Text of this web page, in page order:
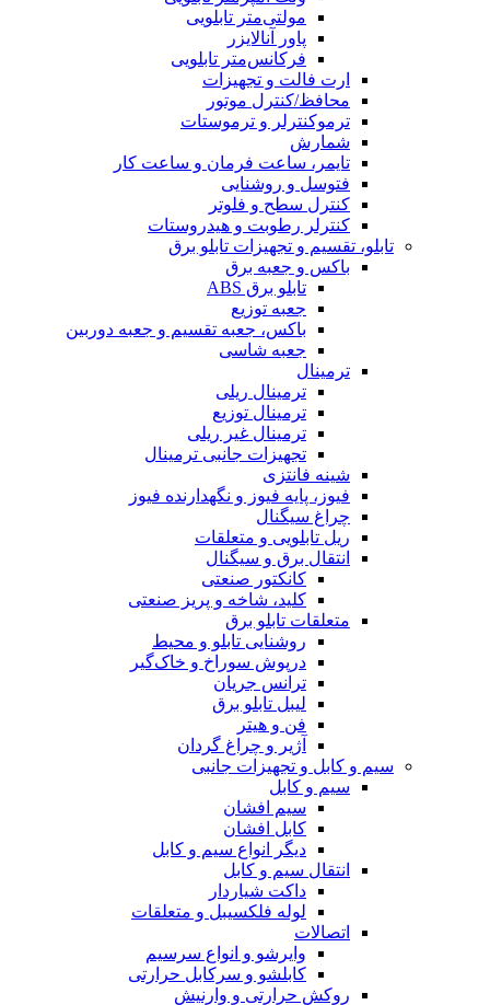
مولتی‌متر تابلویی
پاور آنالایزر
فرکانس‌متر تابلویی
ارت فالت و تجهیزات
محافظ/کنترل موتور
ترموکنترلر و ترموستات
شمارش
تایمر، ساعت فرمان و ساعت کار
فتوسل و روشنایی
کنترل سطح و فلوتر
کنترلر رطوبت و هیدروستات
تابلو، تقسیم و تجهیزات تابلو برق
باکس و جعبه برق
تابلو برق ABS
جعبه توزیع
باکس، جعبه تقسیم و جعبه دوربین
جعبه شاسی
ترمینال
ترمینال ریلی
ترمینال توزیع
ترمینال غیر ریلی
تجهیزات جانبی ترمینال
شینه فانتزی
فیوز، پایه فیوز و نگهدارنده فیوز
چراغ سیگنال
ریل تابلویی و متعلقات
انتقال برق و سیگنال
کانکتور صنعتی
کلید، شاخه و پریز صنعتی
متعلقات تابلو برق
روشنایی تابلو و محیط
درپوش سوراخ و خاک‌گیر
ترانس جریان
لیبل تابلو برق
فن و هیتر
آژیر و چراغ گردان
سیم و کابل و تجهیزات جانبی
سیم و کابل
سیم افشان
کابل افشان
دیگر انواع سیم و کابل
انتقال سیم و کابل
داکت شیاردار
لوله فلکسیبل و متعلقات
اتصالات
وایرشو و انواع سرسیم
کابلشو و سرکابل حرارتی
روکش حرارتی و وارنیش